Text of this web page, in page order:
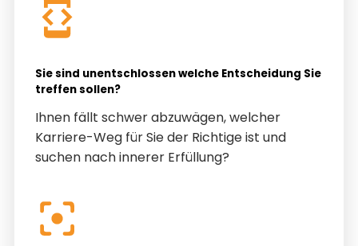
Sie sind unentschlossen welche Entscheidung Sie
treffen sollen?
Ihnen fällt schwer abzuwägen, welcher
Karriere-Weg für Sie der Richtige ist und
suchen nach innerer Erfüllung?